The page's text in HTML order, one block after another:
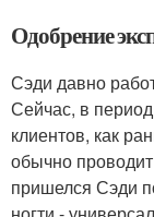
Одобрение
Сэди давно
Сейчас, в
клиентов, как
обычно
пришелся Сэди